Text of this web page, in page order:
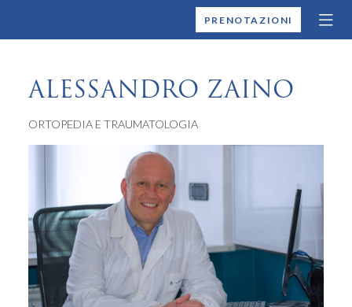
MONTALLEGROPRENOTAZIONI
ALESSANDRO ZAINO
ORTOPEDIA E TRAUMATOLOGIA